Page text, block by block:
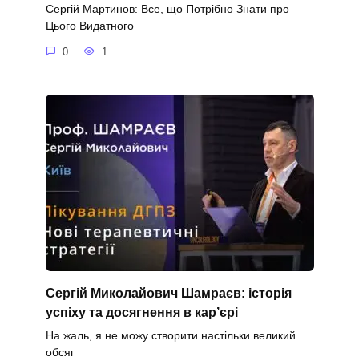
Сергій Мартинов: Все, що Потрібно Знати про
Цього Видатного
0 1
Сергій Миколайович Шамраєв: історія
успіху та досягнення в кар’єрі
На жаль, я не можу створити настільки великий
обсяг